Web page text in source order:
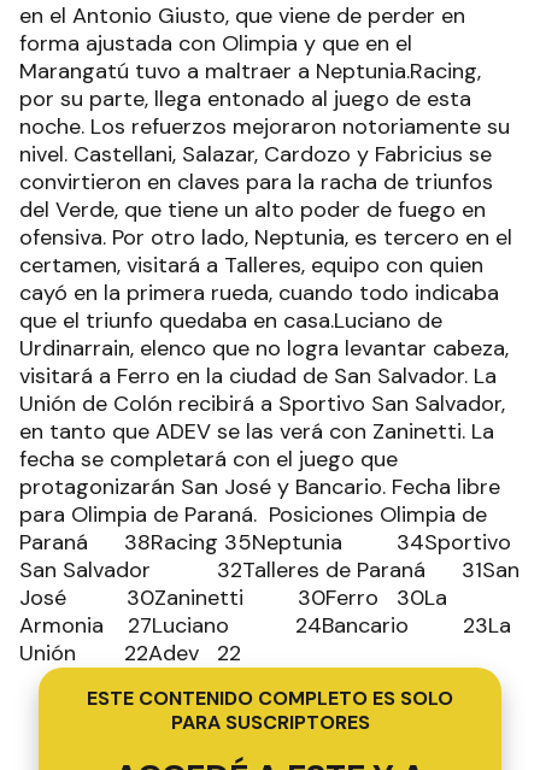
en el Antonio Giusto, que viene de perder en
forma ajustada con Olimpia y que en el
Marangatú tuvo a maltraer a Neptunia.Racing,
por su parte, llega entonado al juego de esta
noche. Los refuerzos mejoraron notoriamente su
nivel. Castellani, Salazar, Cardozo y Fabricius se
convirtieron en claves para la racha de triunfos
del Verde, que tiene un alto poder de fuego en
ofensiva. Por otro lado, Neptunia, es tercero en el
certamen, visitará a Talleres, equipo con quien
cayó en la primera rueda, cuando todo indicaba
que el triunfo quedaba en casa.Luciano de
Urdinarrain, elenco que no logra levantar cabeza,
visitará a Ferro en la ciudad de San Salvador. La
Unión de Colón recibirá a Sportivo San Salvador,
en tanto que ADEV se las verá con Zaninetti. La
fecha se completará con el juego que
protagonizarán San José y Bancario. Fecha libre
para Olimpia de Paraná. Posiciones Olimpia de
Paraná 38Racing 35Neptunia 34Sportivo
San Salvador 32Talleres de Paraná 31San
José 30Zaninetti 30Ferro 30La
Armonia 27Luciano 24Bancario 23La
Unión 22Adev 22
ESTE CONTENIDO COMPLETO ES SOLO
PARA SUSCRIPTORES